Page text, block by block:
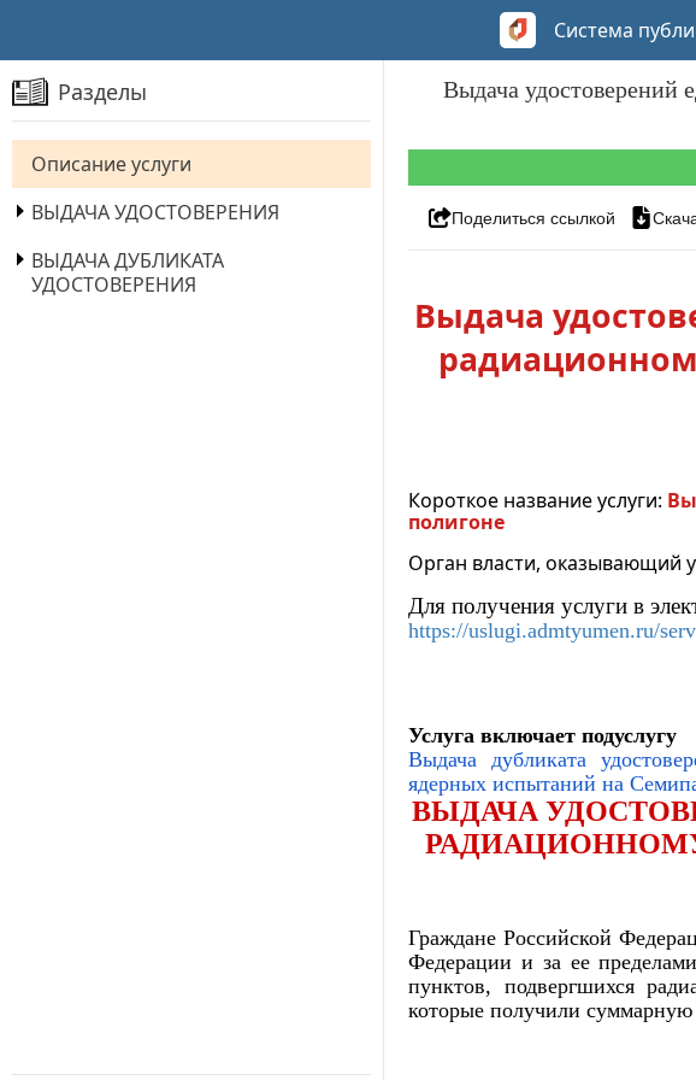
Система
Разделы
Описание услуги
ВЫДАЧА УДОСТОВЕРЕНИЯ
ВЫДАЧА ДУБЛИКАТА
УДОСТОВЕРЕНИЯ
Выдача удостоверений
Поделиться ссылкой
Выдача
Короткое название услуги:
полигоне
Орган власти, оказывающий
Для получения услуги в
https://uslugi.admtyumen.ru/
Услуга включает подуслугу
Выдача дубликата
ядерных испытаний на
ВЫДАЧА
Граждане Российской
Федерации и за ее
пунктов, подвергшихся
которые получили